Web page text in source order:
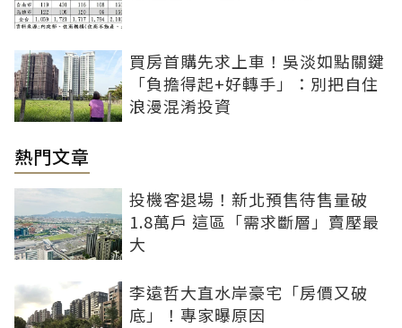
買房首購先求上車！吳淡如點關鍵
「負擔得起+好轉手」：別把自住
浪漫混淆投資
熱門文章
投機客退場！新北預售待售量破
1.8萬戶 這區「需求斷層」賣壓最
大
李遠哲大直水岸豪宅「房價又破
底」！專家曝原因